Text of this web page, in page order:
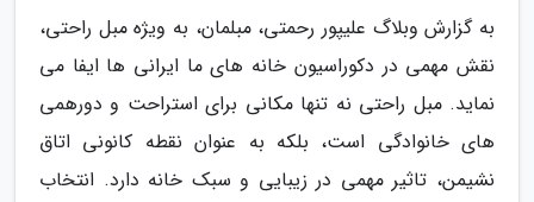
به گزارش وبلاگ علیپور رحمتی، مبلمان، به ویژه مبل راحتی،
نقش مهمی در دکوراسیون خانه های ما ایرانی ها ایفا می
نماید. مبل راحتی نه تنها مکانی برای استراحت و دورهمی
های خانوادگی است، بلکه به عنوان نقطه کانونی اتاق
نشیمن، تاثیر مهمی در زیبایی و سبک خانه دارد. انتخاب